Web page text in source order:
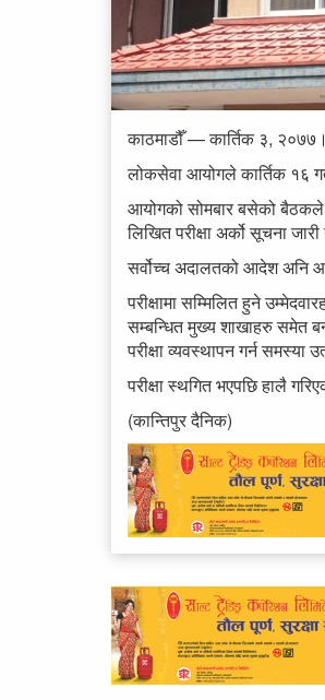
काठमाडौँ — कार्तिक ३, २०७७।
लोकसेवा आयोगले कार्तिक १६
आयोगको सोमबार बसेको बैठकले
लिखित परीक्षा अर्को सूचना
सर्वोच्च अदालतको आदेश अनि
परीक्षामा सम्मिलित हुने
सम्बन्धित मुख्य शाखाहरु समेत
परीक्षा व्यवस्थापन गर्न समस्या
परीक्षा स्थगित भएपछि हालै
(कान्तिपुर दैनिक)